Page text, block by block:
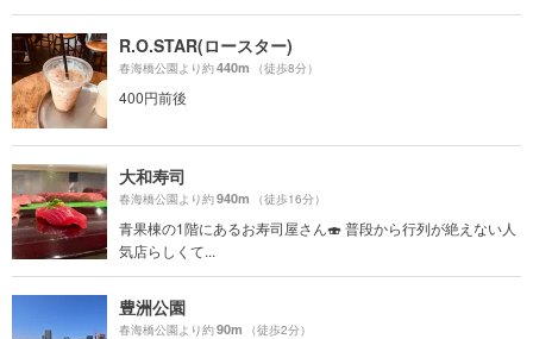
R.O.STAR(ロースター)
春海橋公園より約440m （徒歩8分）
400円前後
大和寿司
春海橋公園より約940m （徒歩16分）
青果棟の1階にあるお寿司屋さん🍣 普段から行列が絶えない人
気店らしくて...
豊洲公園
春海橋公園より約90m （徒歩2分）